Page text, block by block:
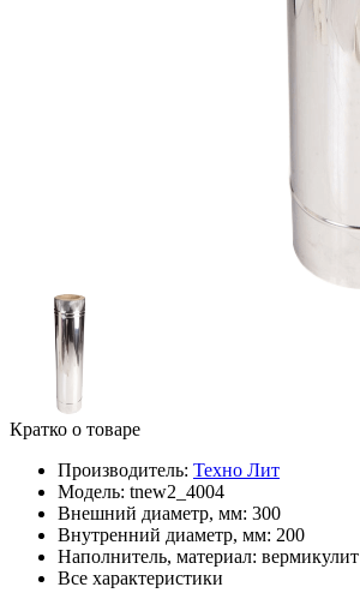
Кратко о товаре
Производитель: Техно Лит
Модель: tnew2_4004
Внешний диаметр, мм: 300
Внутренний диаметр, мм: 200
Наполнитель, материал: вермикулит
Все характеристики